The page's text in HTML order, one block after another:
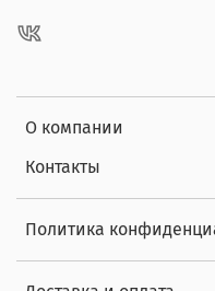
О компании
Контакты
Политика